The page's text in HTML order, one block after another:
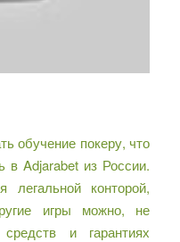
обучение покеру, что
в Adjarabet из России.
легальной конторой,
игры можно, не
и гарантиях